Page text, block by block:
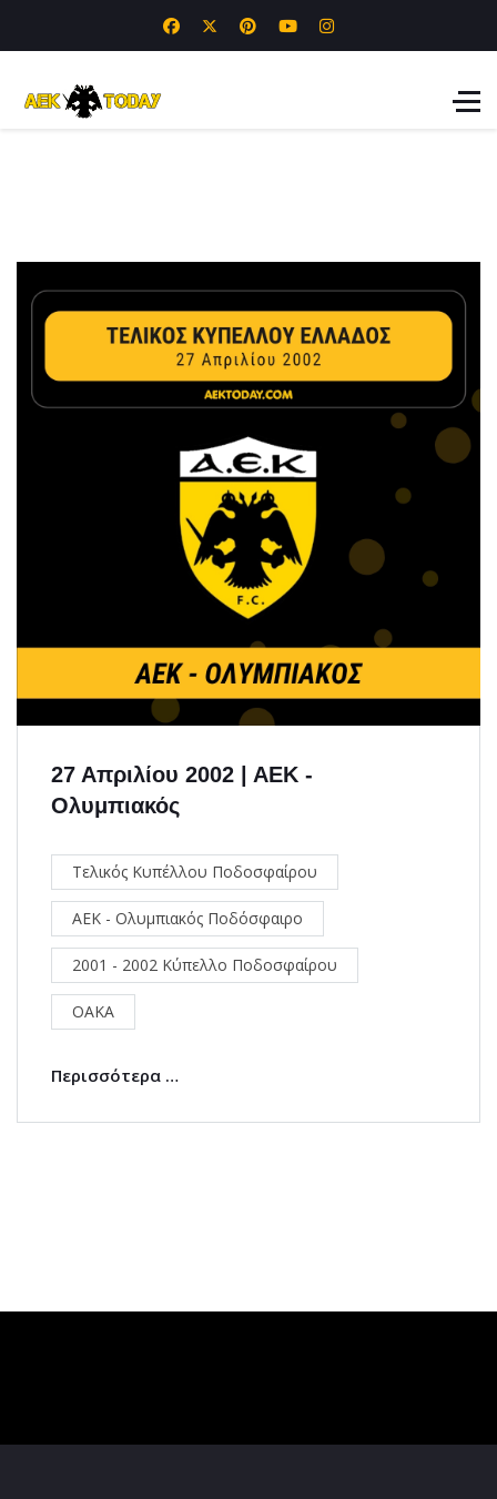
27 Απριλίου 2002 | ΑΕΚ -
Ολυμπιακός
Τελικός Κυπέλλου Ποδοσφαίρου
ΑΕΚ - Ολυμπιακός Ποδόσφαιρο
2001 - 2002 Κύπελλο Ποδοσφαίρου
ΟΑΚΑ
Περισσότερα …